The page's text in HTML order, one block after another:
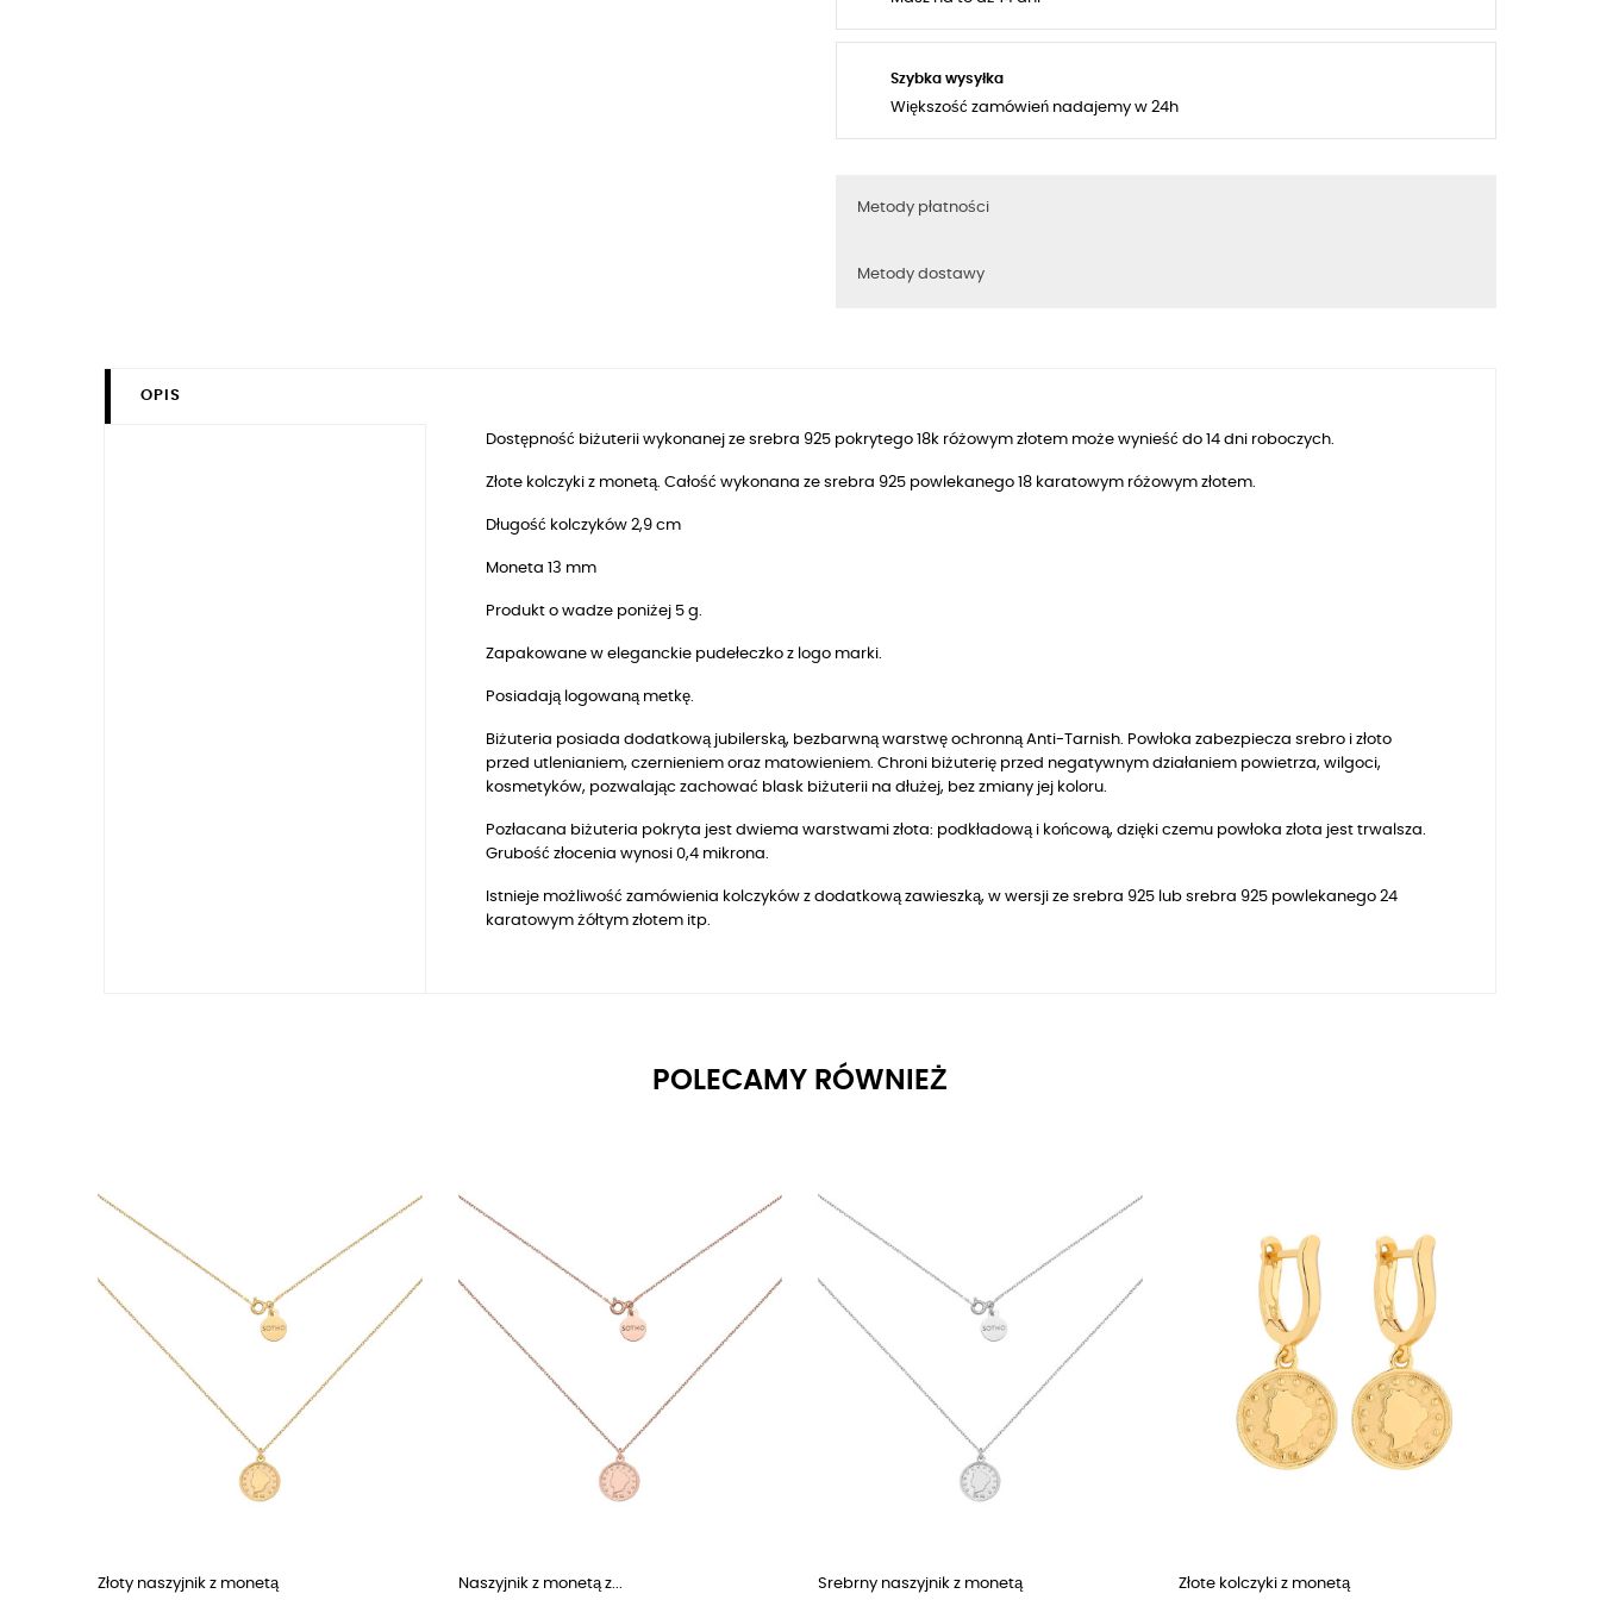
Szybka wysyłka
Większość zamówień nadajemy w 24h
Metody płatności
Metody dostawy
OPIS
Dostępność biżuterii wykonanej ze srebra 925 pokrytego 18k różowym złotem może wynieść do 14 dni roboczych.
Złote kolczyki z monetą. Całość wykonana ze srebra 925 powlekanego 18 karatowym różowym złotem.
Długość kolczyków 2,9 cm
Moneta 13 mm
Produkt o wadze poniżej 5 g.
Zapakowane w eleganckie pudełeczko z logo marki.
Posiadają logowaną metkę.
Biżuteria posiada dodatkową jubilerską, bezbarwną warstwę ochronną Anti-Tarnish. Powłoka zabezpiecza srebro i złoto
przed utlenianiem, czernieniem oraz matowieniem. Chroni biżuterię przed negatywnym działaniem powietrza, wilgoci,
kosmetyków, pozwalając zachować blask biżuterii na dłużej, bez zmiany jej koloru.
Pozłacana biżuteria pokryta jest dwiema warstwami złota: podkładową i końcową, dzięki czemu powłoka złota jest trwalsza.
Grubość złocenia wynosi 0,4 mikrona.
Istnieje możliwość zamówienia kolczyków z dodatkową zawieszką, w wersji ze srebra 925 lub srebra 925 powlekanego 24
karatowym żółtym złotem itp.
POLECAMY RÓWNIEŻ
Złoty naszyjnik z monetą Naszyjnik z monetą z... Srebrny naszyjnik z monetą Złote kolczyki z monetą